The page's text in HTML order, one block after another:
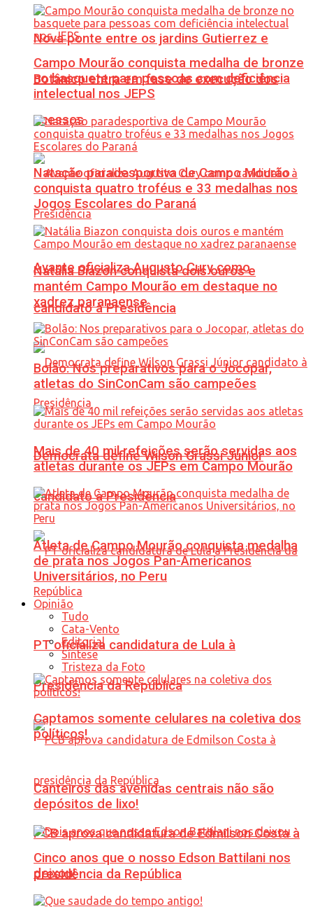
Nova ponte entre os jardins Gutierrez e
Botânico entra em fase de execução dos
acessos
Avante oficializa Augusto Cury como
candidato à Presidência
Democrata define Wilson Grassi Júnior
candidato à Presidência
PT oficializa candidatura de Lula à
Presidência da República
PCB aprova candidatura de Edmilson Costa à
presidência da República
Campo Mourão conquista medalha de bronze
no basquete para pessoas com deficiência
intelectual nos JEPS
Natação paradesportiva de Campo Mourão
conquista quatro troféus e 33 medalhas nos
Jogos Escolares do Paraná
Natália Biazon conquista dois ouros e
mantém Campo Mourão em destaque no
xadrez paranaense
Bolão: Nos preparativos para o Jocopar,
atletas do SinConCam são campeões
Mais de 40 mil refeições serão servidas aos
atletas durante os JEPs em Campo Mourão
Atleta de Campo Mourão conquista medalha
de prata nos Jogos Pan-Americanos
Universitários, no Peru
Opinião
Tudo
Cata-Vento
Editorial
Síntese
Tristeza da Foto
Captamos somente celulares na coletiva dos
políticos!
Canteiros das avenidas centrais não são
depósitos de lixo!
Cinco anos que o nosso Edson Battilani nos
deixou!